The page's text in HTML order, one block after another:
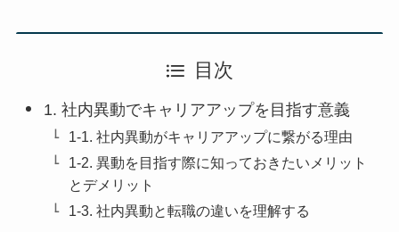
目次
1. 社内異動でキャリアアップを目指す意義
1-1. 社内異動がキャリアアップに繋がる理由
1-2. 異動を目指す際に知っておきたいメリット
とデメリット
1-3. 社内異動と転職の違いを理解する